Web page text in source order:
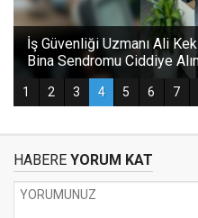
HABERE YORUM KAT